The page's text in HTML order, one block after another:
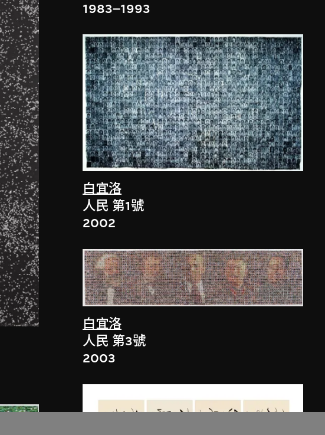
1983–1993
白宜洛
人民 第1號
2002
白宜洛
人民 第3號
2003